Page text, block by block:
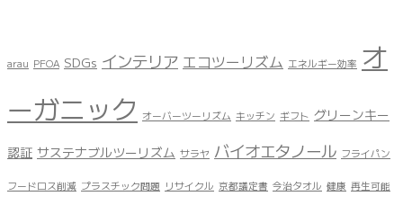
arau PFOA SDGs インテリア エコツーリズム エネルギー効率 オ
ーガニック オーバーツーリズム キッチン ギフト グリーンキー
認証 サステナブルツーリズム サラヤ バイオエタノール フライパン
フードロス削減 プラスチック問題 リサイクル 京都議定書 今治タオル 健康 再生可能